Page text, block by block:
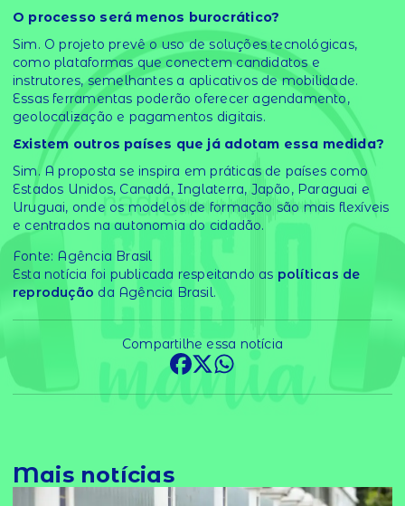
O processo será menos burocrático?
Sim. O projeto prevê o uso de soluções tecnológicas,
como plataformas que conectem candidatos e
instrutores, semelhantes a aplicativos de mobilidade.
Essas ferramentas poderão oferecer agendamento,
geolocalização e pagamentos digitais.
Existem outros países que já adotam essa medida?
Sim. A proposta se inspira em práticas de países como
Estados Unidos, Canadá, Inglaterra, Japão, Paraguai e
Uruguai, onde os modelos de formação são mais flexíveis
e centrados na autonomia do cidadão.
Fonte: Agência Brasil
Esta notícia foi publicada respeitando as políticas de
reprodução da Agência Brasil.
Compartilhe essa notícia
Mais notícias